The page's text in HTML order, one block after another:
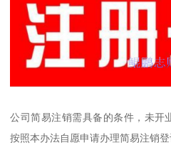
公司简易注销需具备的条件，未开
按照本办法自愿申请办理简易注销